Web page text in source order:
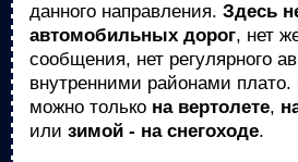
данного направления. Здесь
автомобильных дорог, нет
сообщения, нет регулярного
внутренними районами
можно только на вертолете,
или зимой - на снегоходе.